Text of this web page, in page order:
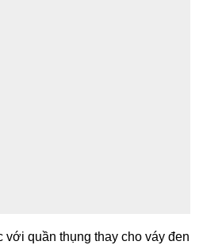
quần thụng thay cho váy đen